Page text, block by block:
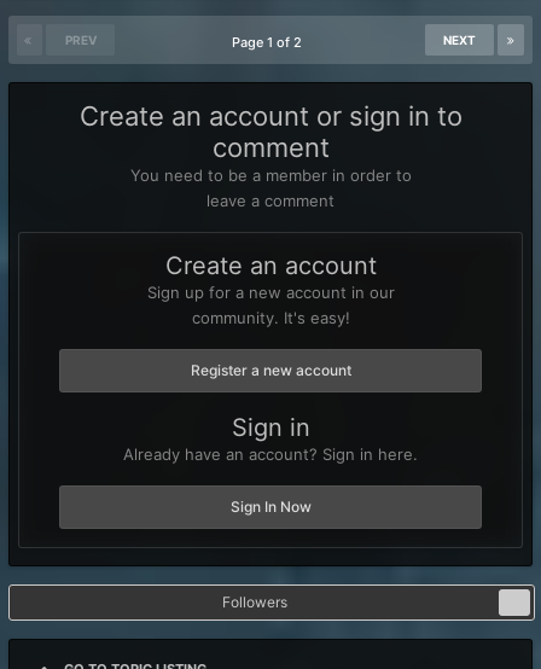
PREV NEXT
Page 1 of 2
Create an account or sign in to
comment
You need to be a member in order to
leave a comment
Create an account
Sign up for a new account in our
community. It's easy!
Register a new account
Sign in
Already have an account? Sign in here.
Sign In Now
Followers